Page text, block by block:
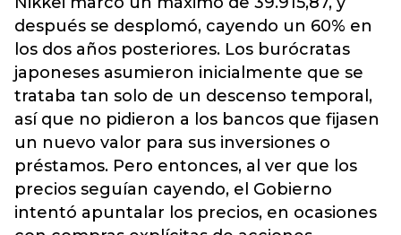
después se desplomó, cayendo un 60% en
los dos años posteriores. Los burócratas
japoneses asumieron inicialmente que se
trataba tan solo de un descenso temporal,
así que no pidieron a los bancos que fijasen
un nuevo valor para sus inversiones o
préstamos. Pero entonces, al ver que los
precios seguían cayendo, el Gobierno
intentó apuntalar los precios, en ocasiones